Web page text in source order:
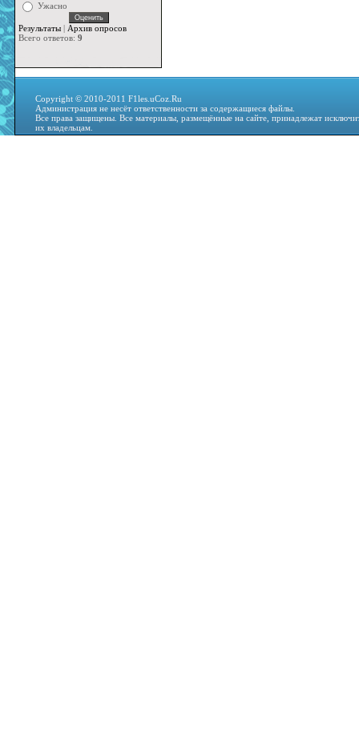
Ужасно
Результаты | Архив опросов
Всего ответов: 9
Copyright © 2010-2011 F1les.uCoz.Ru
Администрация не несёт ответственности за содержащиеся файлы.
Все права защищены. Все материалы, размещённые на сайте, принадлежат
их владельцам.